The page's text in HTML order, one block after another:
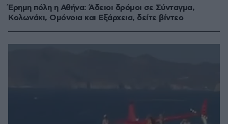
Έρημη πόλη η Αθήνα: Άδειοι δρόμοι σε Σύνταγμα,
Κολωνάκι, Ομόνοια και Εξάρχεια, δείτε βίντεο